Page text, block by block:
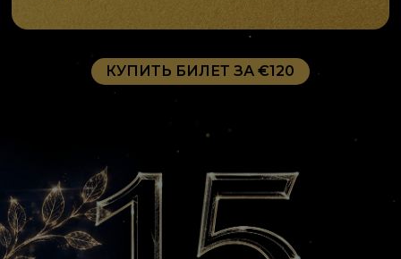
КУПИТЬ БИЛЕТ ЗА €120